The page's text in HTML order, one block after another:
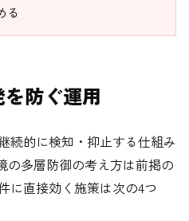
る
防ぐ運用
続的に検知・抑止する仕組み
の多層防御の考え方は前掲の
に直接効く施策は次の4つ